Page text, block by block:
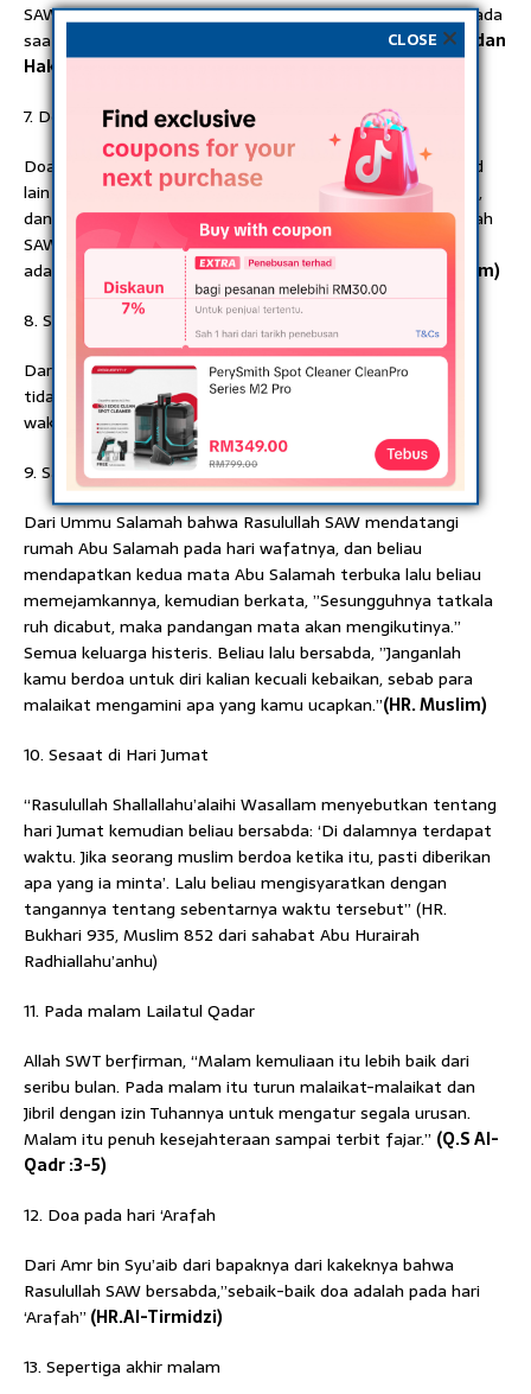
SAW bersabda,”Sesungguhnya bagi orang yang berpuasa pada
saat berbuka ada doa yang tidak ditolak”
(HR.Ibnu Majah dan
Hakim)
7. Doa pada waktu sujud dalam shalat
Doa di kala sujud yaitu sujud dalam shalat atau sujud-sujud
lain yang diajarkan Islam seperti sujud syukur, sujud tilawah,
dan sujud sahwi. Dari Abu Hurairah berkata bahwa Rasulullah
SAW bersabda, ”Saat yang paling dekat dengan Tuhannya
adalah ketika ia sujud, maka perbanyaklah doa.”
(HR. Muslim)
8. Saat sedang kehujanan
Dari Sahl bahwa Rasulullah SAW bersabda, “Dua doa yang
tidak pernah ditolak, doa pada waktu adzan dan doa pada
waktu kehujanan.”(HR. Hakim)
9. Saat Melihat Sakratul Maut
Dari Ummu Salamah bahwa Rasulullah SAW mendatangi
rumah Abu Salamah pada hari wafatnya, dan beliau
mendapatkan kedua mata Abu Salamah terbuka lalu beliau
memejamkannya, kemudian berkata, ”Sesungguhnya tatkala
ruh dicabut, maka pandangan mata akan mengikutinya.”
Semua keluarga histeris. Beliau lalu bersabda, ”Janganlah
kamu berdoa untuk diri kalian kecuali kebaikan, sebab para
malaikat mengamini apa yang kamu ucapkan.”(HR. Muslim)
10. Sesaat di Hari Jumat
“Rasulullah Shallallahu’alaihi Wasallam menyebutkan tentang
hari Jumat kemudian beliau bersabda: ‘Di dalamnya terdapat
waktu. Jika seorang muslim berdoa ketika itu, pasti diberikan
apa yang ia minta’. Lalu beliau mengisyaratkan dengan
tangannya tentang sebentarnya waktu tersebut” (HR.
Bukhari 935, Muslim 852 dari sahabat Abu Hurairah
Radhiallahu’anhu)
11. Pada malam Lailatul Qadar
Allah SWT berfirman, “Malam kemuliaan itu lebih baik dari
seribu bulan. Pada malam itu turun malaikat-malaikat dan
Jibril dengan izin Tuhannya untuk mengatur segala urusan.
Malam itu penuh kesejahteraan sampai terbit fajar.” (Q.S Al-
Qadr :3-5)
12. Doa pada hari ‘Arafah
Dari Amr bin Syu’aib dari bapaknya dari kakeknya bahwa
Rasulullah SAW bersabda,”sebaik-baik doa adalah pada hari
‘Arafah” (HR.Al-Tirmidzi)
13. Sepertiga akhir malam
CLOSE